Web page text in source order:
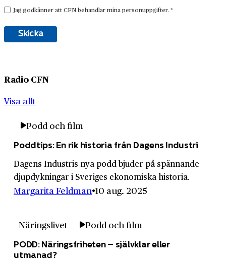
Radio CFN
Visa allt
Podd och film
Poddtips: En rik historia från Dagens Industri
Dagens Industris nya podd bjuder på spännande
djupdykningar i Sveriges ekonomiska historia.
Margarita Feldman 10 aug. 2025
Näringslivet Podd och film
PODD: Näringsfriheten – självklar eller
utmanad?